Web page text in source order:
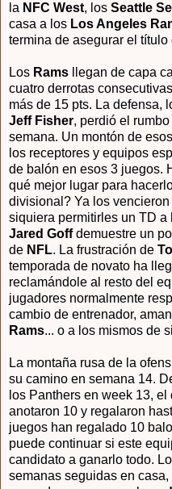
la NFC West, los Seattle
casa a los Los Angeles
termina de asegurar el título
Los Rams llegan de capa
cuatro derrotas
más de 15 pts. La defensa,
Jeff Fisher, perdió el
semana. Un montón de
los receptores y equipos
de balón en esos 3 juegos.
qué mejor lugar para
divisional? Ya los
siquiera permitirles un TD a
Jared Goffdemuestre un
de NFL. La frustración de
temporada de novato ha
reclamándole al resto del
jugadores normalmente
cambio de entrenador,
Rams... o a los mismos de
La montaña rusa de la
su camino en semana 14.
los Panthers en week 13,
anotaron 10 y regalaron
juegos han regalado 10
puede continuar si este
candidato a ganarlo todo.
semanas seguidas en